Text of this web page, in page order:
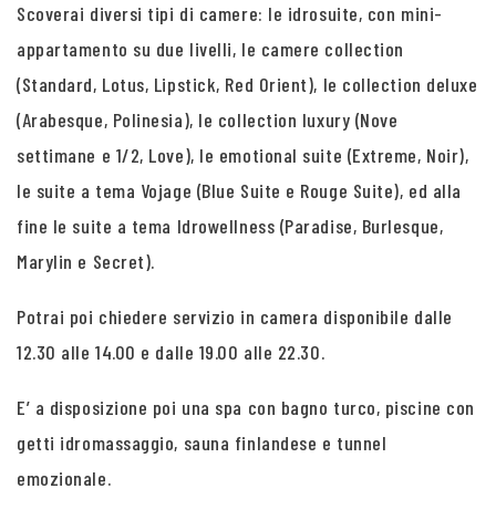
Scoverai diversi tipi di camere: le idrosuite, con mini-
appartamento su due livelli, le camere collection
(Standard, Lotus, Lipstick, Red Orient), le collection deluxe
(Arabesque, Polinesia), le collection luxury (Nove
settimane e 1/2, Love), le emotional suite (Extreme, Noir),
le suite a tema Vojage (Blue Suite e Rouge Suite), ed alla
fine le suite a tema Idrowellness (Paradise, Burlesque,
Marylin e Secret).
Potrai poi chiedere servizio in camera disponibile dalle
12.30 alle 14.00 e dalle 19.00 alle 22.30.
E’ a disposizione poi una spa con bagno turco, piscine con
getti idromassaggio, sauna finlandese e tunnel
emozionale.